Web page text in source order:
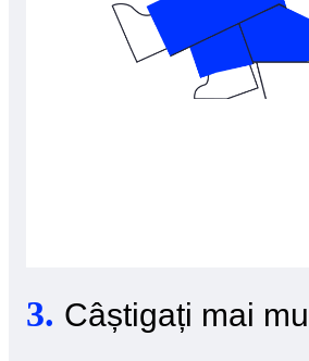
3. Câștigați mai